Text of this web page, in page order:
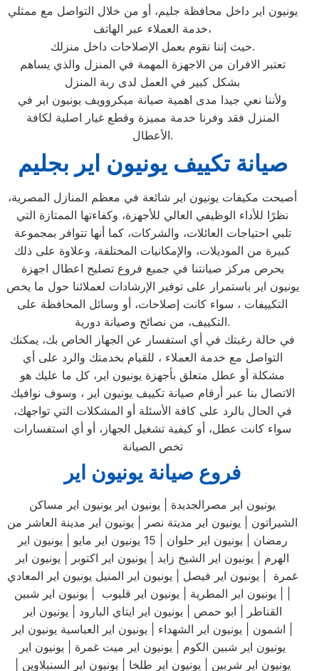
يونيون اير داخل محافظة جليم، أو من خلال التواصل مع ممثلي
خدمة العملاء عبر الهاتف،
حيث إننا نقوم بعمل الإصلاحات داخل منزلك.
تعتبر الافران من الاجهزة المهمة في المنزل والذي يساهم
بشكل كبير في العمل لدى ربة المنزل
ولأننا نعي جيدا مدى اهمية صيانة ميكروويف يونيون اير في
المنزل فقد وفرنا خدمة مميزة وقطع غيار اصلية لكافة
الأعطال.
صيانة تكييف يونيون اير بجليم
أصبحت مكيفات يونيون اير شائعة في معظم المنازل المصرية،
نظرًا للأداء الوظيفي العالي للأجهزة، وكفاءتها الممتازة التي
تلبي احتياجات العائلات، والشركات، كما أنها تتوافر بمجموعة
كبيرة من الموديلات، والإمكانيات المختلفة، وعلاوة على ذلك
يحرص مركز صيانتنا في جميع فروع تصليح اعطال اجهزة
يونيون اير باستمرار على توفير الإرشادات لعملائنا حول ما يخص
التكييفات ، سواء كانت إصلاحات، أو وسائل المحافظة على
التكييف، من نصائح وصيانة دورية.
في حالة رغبتك في أي استفسار عن الجهاز الخاص بك، يمكنك
التواصل مع خدمة العملاء ، للقيام بخدمتك والرد على أي
مشكلة أو عطل متعلق بأجهزة يونيون اير، كل ما عليك هو
الاتصال بنا عبر أرقام صيانة تكييف يونيون اير ، وسوف نوافيك
في الحال بالرد على كافة الأسئلة أو المشكلات التي تواجهك،
سواء كانت عطل، أو كيفية تشغيل الجهاز، أو أي استفسارات
تخص الصيانة
فروع صيانة يونيون اير
يونيون اير مصرالجديدة | يونيون اير يونيون اير مساكن
الشيراتون | يونيون اير مديتة نصر | يونيون اير مدينة العاشر من
رمضان | يونيون اير حلوان | 15 يونيون اير مايو | يونيون اير
الهرم | يونيون اير الشيخ زايد | يونيون اير اكتوبر | يونيون اير
غمرة | يونيون اير فيصل | يونيون اير المنيل يونيون اير المعادي
| | يونيون اير المطرية | يونيون اير قليوب | يونيون اير شبين
القناطر | ابو حمص | يونيون اير ايتاي البارود | يونيون اير
يونيون اير شبين الكوم | يونيون اير ميت غمرة | يونيون اير
يونيون اير شربين | يونيون اير طلخا | يونيون اير السنبلاوين |